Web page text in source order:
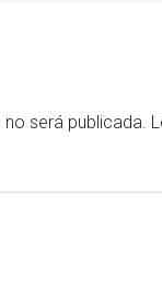
será publicada.